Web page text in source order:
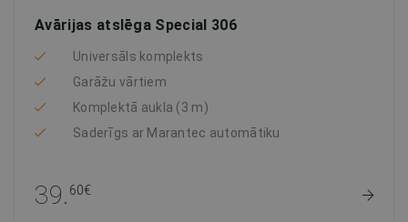
Avārijas atslēga Special 306
Universāls komplekts
Garāžu vārtiem
Komplektā aukla (3 m)
Saderīgs ar Marantec automātiku
39. 60€